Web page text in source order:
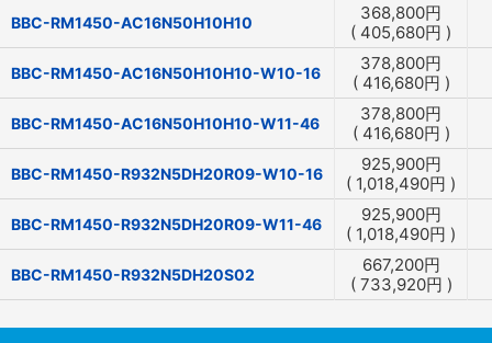
BBC-RM1450-AC16N50H10H10 368,800円
( 405,680円 )
BBC-RM1450-AC16N50H10H10-W10-16 378,800円
( 416,680円 )
BBC-RM1450-AC16N50H10H10-W11-46 378,800円
( 416,680円 )
BBC-RM1450-R932N5DH20R09-W10-16 925,900円
( 1,018,490円 )
BBC-RM1450-R932N5DH20R09-W11-46 925,900円
( 1,018,490円 )
BBC-RM1450-R932N5DH20S02 667,200円
( 733,920円 )